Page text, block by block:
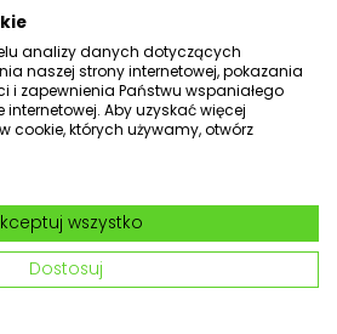
| Wdrożenia Magento
analizy danych dotyczących
naszej strony internetowej, pokazania
i zapewnienia Państwu wspaniałego
Aby uzyskać więcej
cookie, których używamy, otwórz
wszystko
Dostosuj